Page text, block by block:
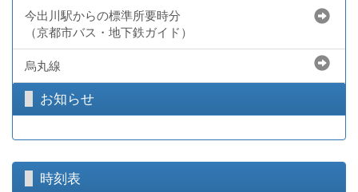
今出川駅からの標準所要時分
（京都市バス・地下鉄ガイド）
烏丸線
お知らせ
時刻表